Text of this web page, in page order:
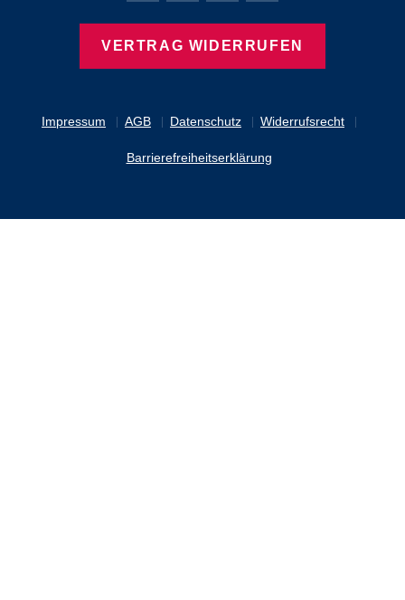
Impressum AGB Datenschutz Widerrufsrecht
Barrierefreiheitserklärung
VERTRAG WIDERRUFEN